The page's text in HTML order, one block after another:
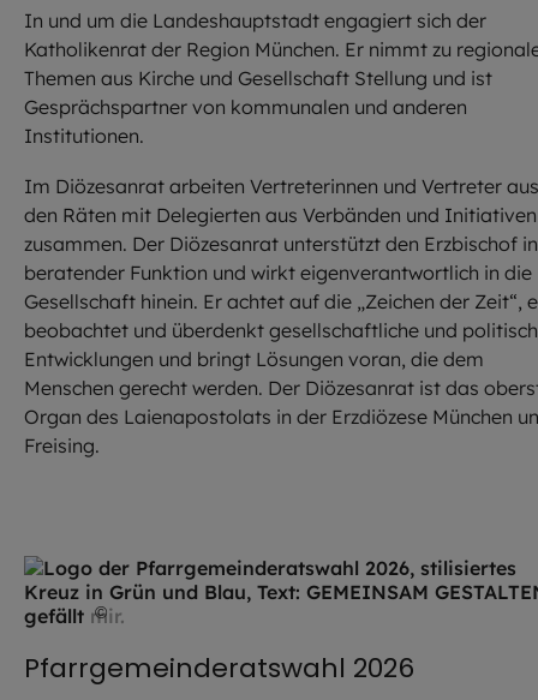
In und um die Landeshauptstadt engagiert sich der
Katholikenrat der Region München. Er nimmt zu
Themen aus Kirche und Gesellschaft Stellung und ist
Gesprächspartner von kommunalen und anderen
Institutionen.
Im Diözesanrat arbeiten Vertreterinnen und Vertreter aus
den Räten mit Delegierten aus Verbänden und Initiativen
zusammen. Der Diözesanrat unterstützt den Erzbischof in
beratender Funktion und wirkt eigenverantwortlich in die
Gesellschaft hinein. Er achtet auf die „Zeichen der Zeit“,
beobachtet und überdenkt gesellschaftliche und
Entwicklungen und bringt Lösungen voran, die dem
Menschen gerecht werden. Der Diözesanrat ist das
Organ des Laienapostolats in der Erzdiözese München
Freising.
©
Pfarrgemeinderatswahl 2026